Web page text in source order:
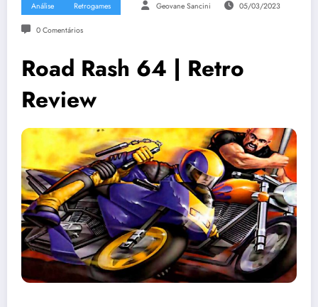
Análise Retrogames Geovane Sancini 05/03/2023
0 Comentários
Road Rash 64 | Retro
Review